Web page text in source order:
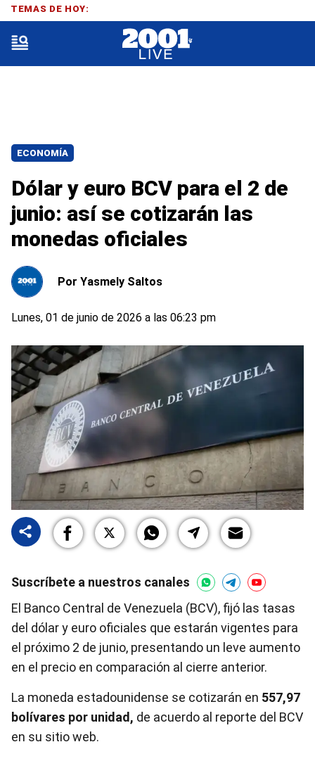
ECONOMÍA
Dólar y euro BCV para el 2 de
junio: así se cotizarán las
monedas oficiales
Por Yasmely Saltos
Lunes, 01 de junio de 2026 a las 06:23 pm
Suscríbete a nuestros canales
El Banco Central de Venezuela (BCV), fijó las tasas
del dólar y euro oficiales que estarán vigentes para
el próximo 2 de junio, presentando un leve aumento
en el precio en comparación al cierre anterior.
La moneda estadounidense se cotizarán en 557,97
bolívares por unidad, de acuerdo al reporte del BCV
en su sitio web.
TEMAS DE HOY: